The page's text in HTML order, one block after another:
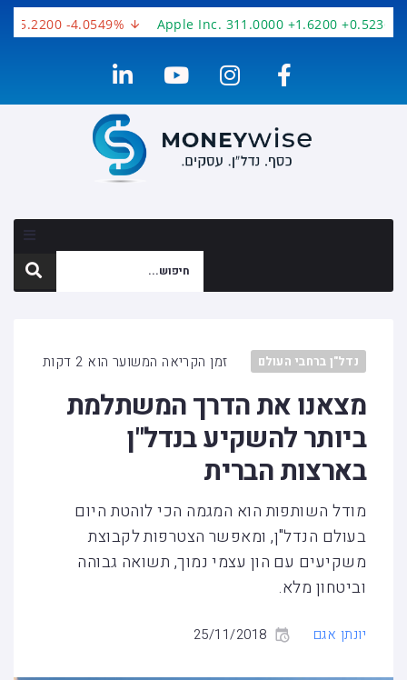
-4.0549% Apple Inc. 311.0000 +1.6200 +0.5236%
נדל"ן ברחבי העולם זמן הקריאה המשוער הוא 2 דקות
מצאנו את הדרך המשתלמת
ביותר להשקיע בנדל"ן
בארצות הברית
מודל השותפות הוא המגמה הכי לוהטת היום
בעולם הנדל"ן, ומאפשר הצטרפות לקבוצת
משקיעים עם הון עצמי נמוך, תשואה גבוהה
וביטחון מלא.
יונתן אגם 25/11/2018